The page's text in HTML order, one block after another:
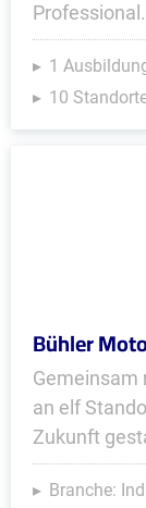
1
10
Bühler
Gemeinsam
an elf
Zukunft
Branche: